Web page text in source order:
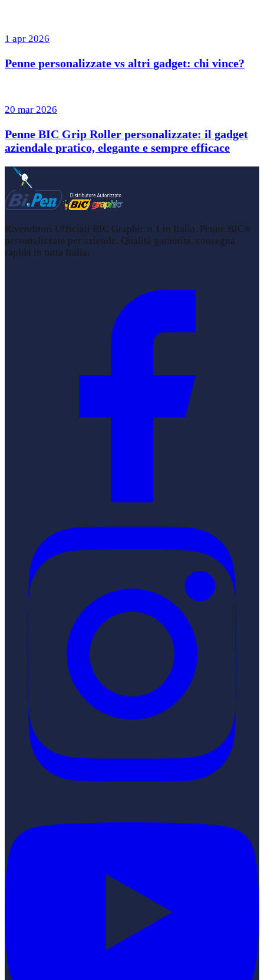
1 apr 2026
Penne personalizzate vs altri gadget: chi vince?
20 mar 2026
Penne BIC Grip Roller personalizzate: il gadget
aziendale pratico, elegante e sempre efficace
Rivenditori Ufficiali BIC Graphic n.1 in Italia. Penne BIC®
personalizzate per aziende. Qualità garantita, consegna
rapida in tutta Italia.